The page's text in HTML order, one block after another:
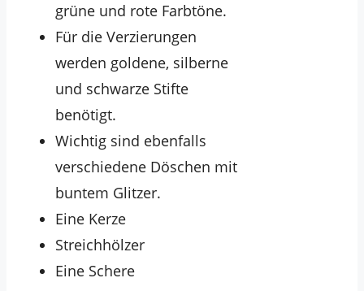
grüne und rote Farbtöne.
Für die Verzierungen
werden goldene, silberne
und schwarze Stifte
benötigt.
Wichtig sind ebenfalls
verschiedene Döschen mit
buntem Glitzer.
Eine Kerze
Streichhölzer
Eine Schere